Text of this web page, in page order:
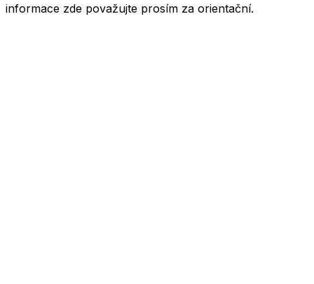
informace zde považujte prosím za orientační.